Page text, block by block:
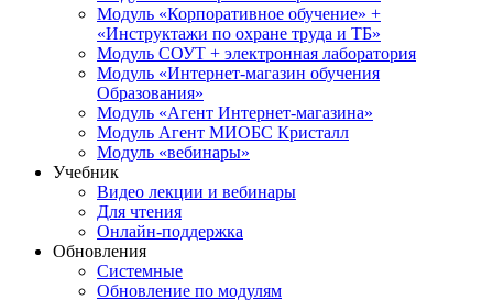
Модуль «Корпоративное обучение» +
«Инструктажи по охране труда и ТБ»
Модуль СОУТ + электронная лаборатория
Модуль «Интернет-магазин обучения
Образования»
Модуль «Агент Интернет-магазина»
Модуль Агент МИОБС Кристалл
Модуль «вебинары»
Учебник
Видео лекции и вебинары
Для чтения
Онлайн-поддержка
Обновления
Системные
Обновление по модулям